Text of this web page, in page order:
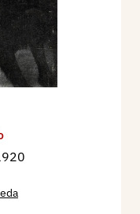
d'Arte
pp. 64,
d’Arte
- Guido Cadorin,